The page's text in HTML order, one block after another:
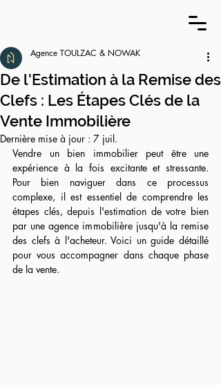
De l'Estimation à la Remise des
Clefs : Les Étapes Clés de la
Vente Immobilière
Agence TOULZAC & NOWAK
Dernière mise à jour : 7 juil.
Vendre un bien immobilier peut être une
expérience à la fois excitante et stressante.
Pour bien naviguer dans ce processus
complexe, il est essentiel de comprendre les
étapes clés, depuis l'estimation de votre bien
par une agence immobilière jusqu'à la remise
des clefs à l'acheteur. Voici un guide détaillé
pour vous accompagner dans chaque phase
de la vente.